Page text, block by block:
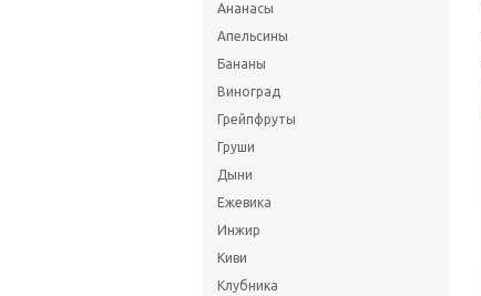
Ананасы
Апельсины
Бананы
Виноград
Грейпфруты
Груши
Дыни
Ежевика
Инжир
Киви
Клубника